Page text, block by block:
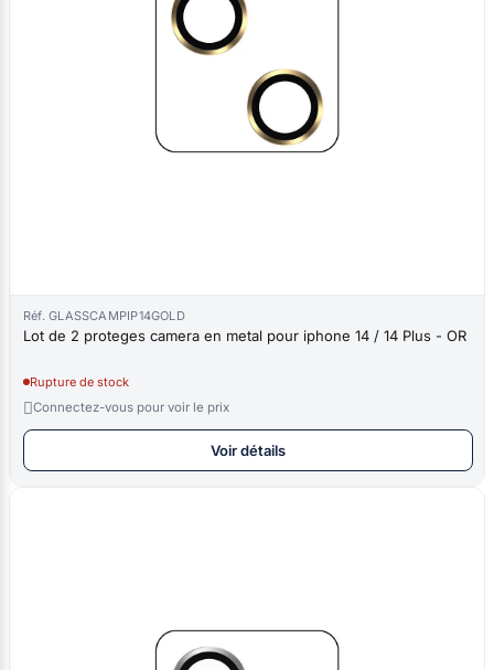
Réf. GLASSCAMPIP14GOLD
Lot de 2 proteges camera en metal pour iphone 14 / 14 Plus - OR
Rupture de stock
Connectez-vous pour voir le prix
Voir détails